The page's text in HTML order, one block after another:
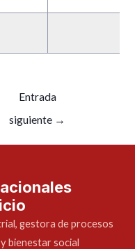
Entrada
siguiente →
gestora de procesos
bienestar social